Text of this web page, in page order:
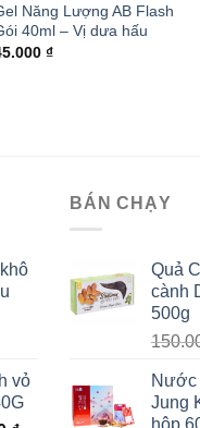
Năng Lượng AB Flash
40ml – Vị dưa hấu
₫
vỏ
BÁN CHẠY
Quả
cành
500g
Nước
Jung